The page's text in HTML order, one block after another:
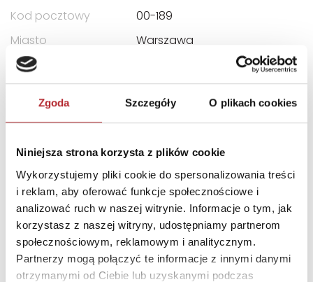
Zgoda Szczegóły O plikach cookies
Niniejsza strona korzysta z plików cookie
Wykorzystujemy pliki cookie do spersonalizowania treści
i reklam, aby oferować funkcje społecznościowe i
analizować ruch w naszej witrynie. Informacje o tym, jak
korzystasz z naszej witryny, udostępniamy partnerom
społecznościowym, reklamowym i analitycznym.
Partnerzy mogą połączyć te informacje z innymi danymi
otrzymanymi od Ciebie lub uzyskanymi podczas
Kod pocztowy
00-189
Miasto
Warszawa
E-mail
recepcja@egmont.pl
INNI KLIENCI KUPOWALI